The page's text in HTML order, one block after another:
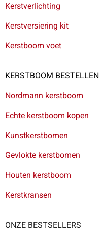
Kerstverlichting
Kerstversiering kit
Kerstboom voet
KERSTBOOM BESTELLEN
Nordmann kerstboom
Echte kerstboom kopen
Kunstkerstbomen
Gevlokte kerstbomen
Houten kerstboom
Kerstkransen
ONZE BESTSELLERS